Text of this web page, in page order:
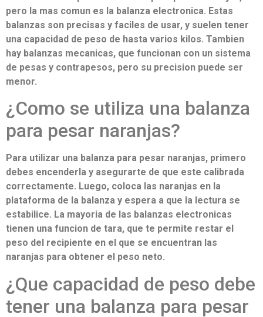
pero la mas comun es la balanza electronica. Estas
balanzas son precisas y faciles de usar, y suelen tener
una capacidad de peso de hasta varios kilos. Tambien
hay balanzas mecanicas, que funcionan con un sistema
de pesas y contrapesos, pero su precision puede ser
menor.
¿Como se utiliza una balanza
para pesar naranjas?
Para utilizar una balanza para pesar naranjas, primero
debes encenderla y asegurarte de que este calibrada
correctamente. Luego, coloca las naranjas en la
plataforma de la balanza y espera a que la lectura se
estabilice. La mayoria de las balanzas electronicas
tienen una funcion de tara, que te permite restar el
peso del recipiente en el que se encuentran las
naranjas para obtener el peso neto.
¿Que capacidad de peso debe
tener una balanza para pesar